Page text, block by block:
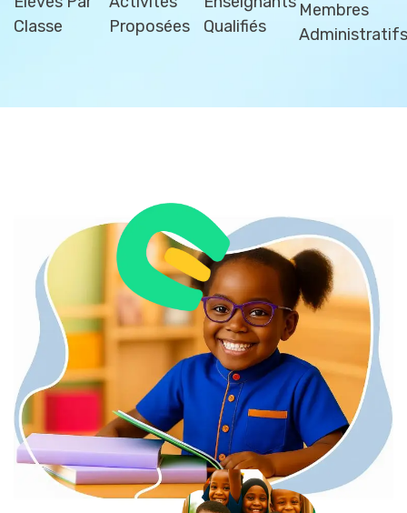
Classe
Proposées
Qualifiés
Membres
Administratifs